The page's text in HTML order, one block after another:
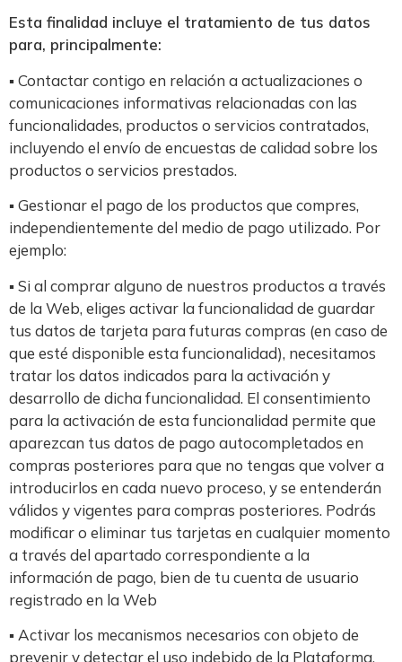
Esta finalidad incluye el tratamiento de tus datos
para, principalmente:
▪ Contactar contigo en relación a actualizaciones o
comunicaciones informativas relacionadas con las
funcionalidades, productos o servicios contratados,
incluyendo el envío de encuestas de calidad sobre los
productos o servicios prestados.
▪ Gestionar el pago de los productos que compres,
independientemente del medio de pago utilizado. Por
ejemplo:
▪ Si al comprar alguno de nuestros productos a través
de la Web, eliges activar la funcionalidad de guardar
tus datos de tarjeta para futuras compras (en caso de
que esté disponible esta funcionalidad), necesitamos
tratar los datos indicados para la activación y
desarrollo de dicha funcionalidad. El consentimiento
para la activación de esta funcionalidad permite que
aparezcan tus datos de pago autocompletados en
compras posteriores para que no tengas que volver a
introducirlos en cada nuevo proceso, y se entenderán
válidos y vigentes para compras posteriores. Podrás
modificar o eliminar tus tarjetas en cualquier momento
a través del apartado correspondiente a la
información de pago, bien de tu cuenta de usuario
registrado en la Web
▪ Activar los mecanismos necesarios con objeto de
prevenir y detectar el uso indebido de la Plataforma,